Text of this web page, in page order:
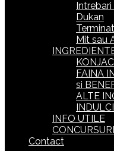
Dukan
Mit sau
KONJAC
FAINA
si
ALTE
INFO UTILE
Contact